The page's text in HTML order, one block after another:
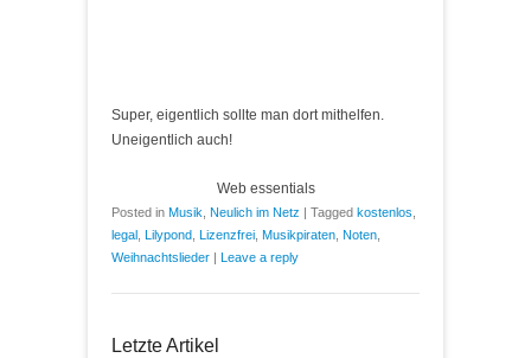
Super, eigentlich sollte man dort mithelfen.
Uneigentlich auch!
Web essentials
Posted in Musik Neulich im Netz | Tagged kostenlos
legal Lilypond Lizenzfrei Musikpiraten Noten
Weihnachtslieder | Leave a reply
Letzte Artikel